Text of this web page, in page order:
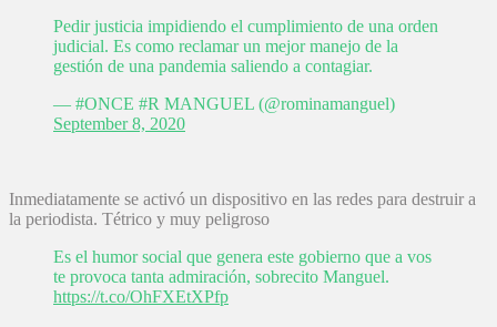
Pedir justicia impidiendo el cumplimiento de una orden
judicial. Es como reclamar un mejor manejo de la
gestión de una pandemia saliendo a contagiar.
— #ONCE #R MANGUEL (@rominamanguel)
September 8, 2020
Inmediatamente se activó un dispositivo en las redes para destruir a
la periodista. Tétrico y muy peligroso
Es el humor social que genera este gobierno que a vos
te provoca tanta admiración, sobrecito Manguel.
https://t.co/OhFXEtXPfp